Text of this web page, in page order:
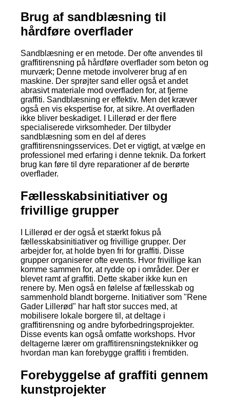
Brug af sandblæsning til
hårdføre overflader
Sandblæsning er en metode. Der ofte anvendes til
graffitirensning på hårdføre overflader som beton og
murværk; Denne metode involverer brug af en
maskine. Der sprøjter sand eller også et andet
abrasivt materiale mod overfladen for, at fjerne
graffiti. Sandblæsning er effektiv. Men det kræver
også en vis ekspertise for, at sikre. At overfladen
ikke bliver beskadiget. I Lillerød er der flere
specialiserede virksomheder. Der tilbyder
sandblæsning som en del af deres
graffitirensningsservices. Det er vigtigt, at vælge en
professionel med erfaring i denne teknik. Da forkert
brug kan føre til dyre reparationer af de berørte
overflader.
Fællesskabsinitiativer og
frivillige grupper
I Lillerød er der også et stærkt fokus på
fællesskabsinitiativer og frivillige grupper. Der
arbejder for, at holde byen fri for graffiti. Disse
grupper organiserer ofte events. Hvor frivillige kan
komme sammen for, at rydde op i områder. Der er
blevet ramt af graffiti. Dette skaber ikke kun en
renere by. Men også en følelse af fællesskab og
sammenhold blandt borgerne. Initiativer som "Rene
Gader Lillerød" har haft stor succes med, at
mobilisere lokale borgere til, at deltage i
graffitirensning og andre byforbedringsprojekter.
Disse events kan også omfatte workshops. Hvor
deltagerne lærer om graffitirensningsteknikker og
hvordan man kan forebygge graffiti i fremtiden.
Forebyggelse af graffiti gennem
kunstprojekter